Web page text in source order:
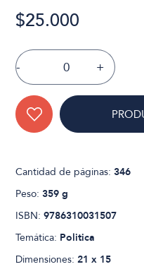
$25.000
- +
Cantidad de páginas:346
Peso:359 g
ISBN:9786310031507
Temática: Politica
Dimensiones:21 x 15